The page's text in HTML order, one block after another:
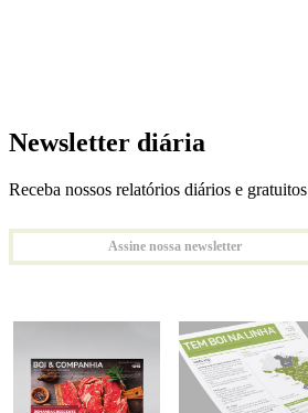
Newsletter diária
Receba nossos relatórios diários e gratuitos
Assine nossa newsletter